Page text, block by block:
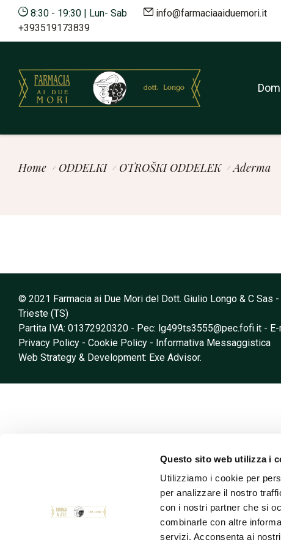
Questo sito web utilizza i
Utilizziamo i cookie per
per analizzare il nostro
con i nostri partner che si
combinarle con altre
servizi. Acconsenta ai
8:30 - 19:30 | Lun - Sab info@farmaciaaiduemori.it
8:30 - 19:30 | Lun- Sab info@farmaciaaiduemori.it
+393519173839
Home ODDELKI OTROŠKI ODDELEK Aderma
© 2021 Farmacia ai Due Mori del Dott. Giulio Longo & C
Trieste (TS)
Partita IVA: 01372920320 - Pec: lg499ts3555@pec.fofi.it -
Privacy Policy - Cookie Policy - Informativa Messaggistica
Web Strategy & Development: Exe Advisor.